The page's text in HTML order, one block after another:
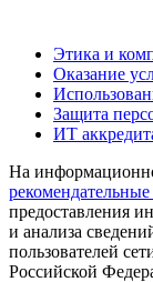
Этика и
Оказание
Защита
ИТ
На
предоставления
и анализа
пользователей
Российской